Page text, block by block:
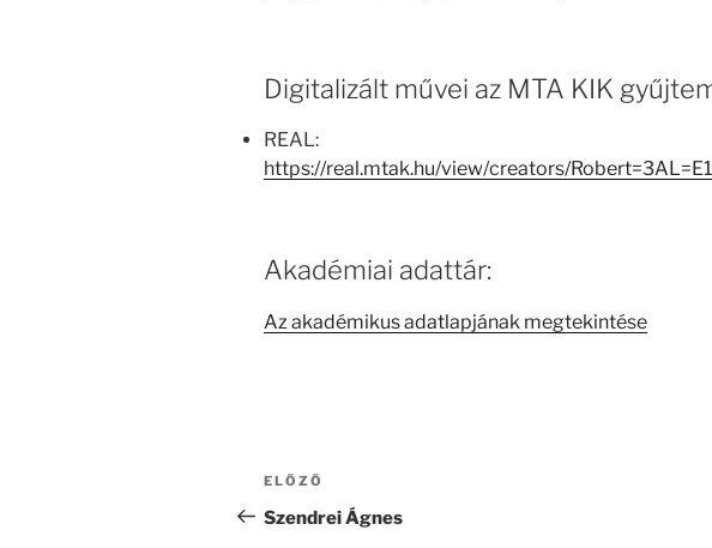
Digitalizált művei az MTA KIK
REAL:
https://real.mtak.hu/view/creators/
Akadémiai adattár:
Az akadémikus adatlapjának megtekintése
Bejegyzés
navigáció
Korábbi
bejegyzés
ELŐZŐ
Szendrei Ágnes